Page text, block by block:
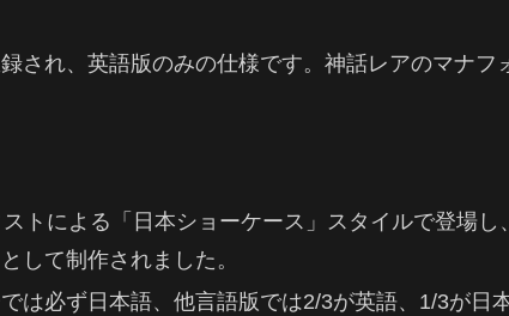
され、英語版のみの仕様です。神話レアのマナフ
トによる「日本ショーケース」スタイルで登場し
して制作されました。
は必ず日本語、他言語版では2/3が英語、1/3が日